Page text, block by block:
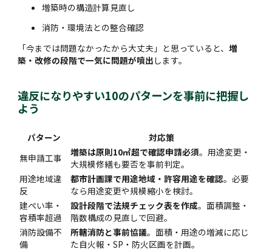
増築時の構造計算見直し
消防・環境法との整合確認
「今までは問題なかったから大丈夫」と思っていると、増
築・改修の段階で一気に問題が噴出 します。
違反になりやすい10のパターンを事前に把握し
よう
パターン
対応策
無申請工事
増築は原則10㎡超で確認申請必須。用途変更・
大規模修繕も要否を事前判定。
用途地域違
反
都市計画課で用途地域・許容用途を確認。必要
なら用途変更や規模縮小を検討。
建ぺい率・
容積率超過
設計段階で法規チェック表を作成。面積調整・
階数構成の見直しで回避。
消防設備不
備
所轄消防と事前協議。面積・用途の増減に応じ
た自火報・SP・防火区画を計画。